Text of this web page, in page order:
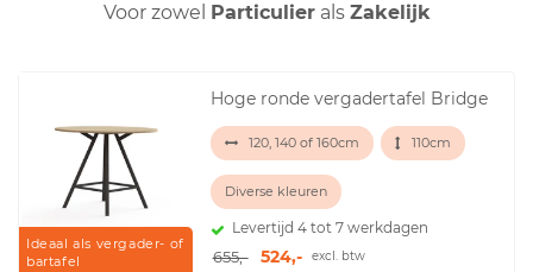
Voor zowel Particulierals Zakelijk
Ideaal als vergader- of
bartafel
Hoge ronde vergadertafel Bridge
120, 140 of 160cm 110cm
Diverse kleuren
Levertijd 4 tot 7 werkdagen
655,- 524,- excl. btw